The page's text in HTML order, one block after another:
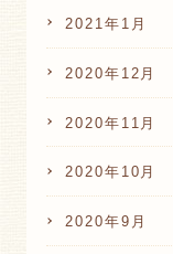
2021年1月
2020年12月
2020年11月
2020年10月
2020年9月